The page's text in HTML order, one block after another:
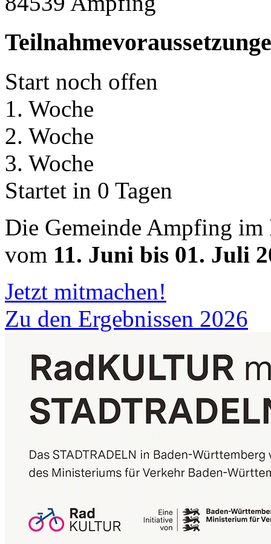
Start noch offen
1. Woche
2. Woche
3. Woche
Startet in 0 Tagen
Die Gemeinde Ampfing
vom 11. Juni bis 01. Juli
Jetzt mitmachen!
Zu den Ergebnissen 2026